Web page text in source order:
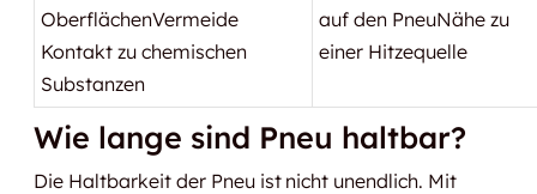
OberflächenVermeide
Kontakt zu chemischen
Substanzen
auf den PneuNähe zu
einer Hitzequelle
Wie lange sind Pneu haltbar?
Die Haltbarkeit der Pneu ist nicht unendlich. Mit